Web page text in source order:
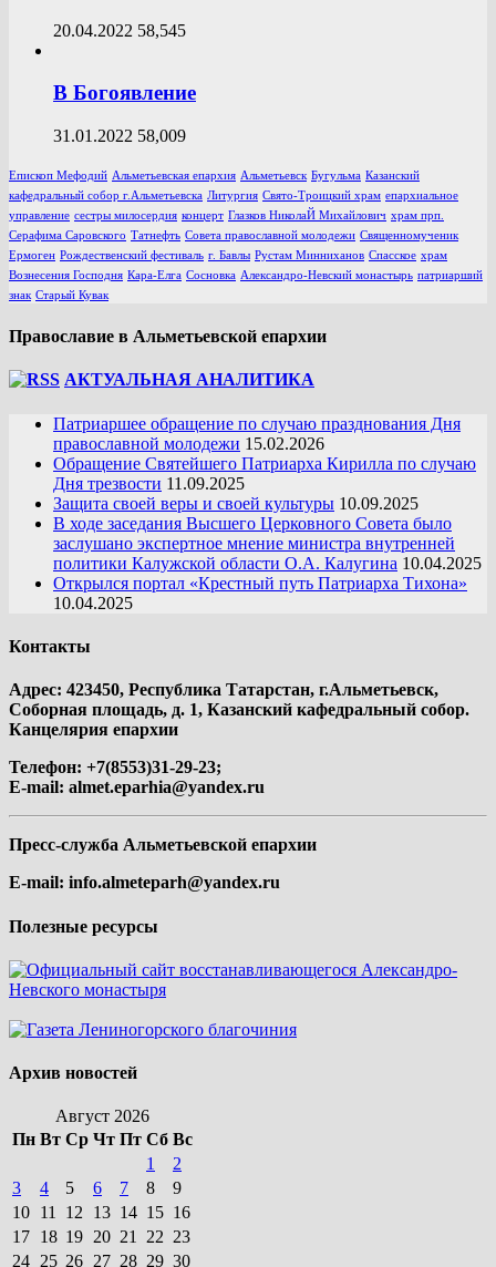
20.04.2022 58,545
В Богоявление
31.01.2022 58,009
Епископ Мефодий Альметьевская епархия Альметьевск Бугульма Казанский
кафедральный собор г.Альметьевска Литургия Свято-Троицкий храм епархиальное
управление сестры милосердия концерт Глазков НиколаЙ Михайлович храм прп.
Серафима Саровского Татнефть Совета православной молодежи Священномученик
Ермоген Рождественский фестиваль г. Бавлы Рустам Минниханов Спасское храм
Вознесения Господня Кара-Елга Сосновка Александро-Невский монастырь патриарший
знак Старый Кувак
Православие в Альметьевской епархии
АКТУАЛЬНАЯ АНАЛИТИКА
Патриаршее обращение по случаю празднования Дня
православной молодежи 15.02.2026
Обращение Святейшего Патриарха Кирилла по случаю
Дня трезвости 11.09.2025
Защита своей веры и своей культуры 10.09.2025
В ходе заседания Высшего Церковного Совета было
заслушано экспертное мнение министра внутренней
политики Калужской области О.А. Калугина 10.04.2025
Открылся портал «Крестный путь Патриарха Тихона»
10.04.2025
Контакты
Адрес: 423450, Республика Татарстан, г.Альметьевск,
Соборная площадь, д. 1, Казанский кафедральный собор.
Канцелярия епархии
Телефон: +7(8553)31-29-23;
E-mail: almet.eparhia@yandex.ru
Пресс-служба Альметьевской епархии
E-mail: info.almeteparh@yandex.ru
Полезные ресурсы
Архив новостей
Август 2026
Пн Вт Ср Чт Пт Сб Вс
1
2
3
4 5 6 7 8
9
10 11 12 13 14 15 16
17 18 19 20 21 22 23
24 25 26 27 28 29 30